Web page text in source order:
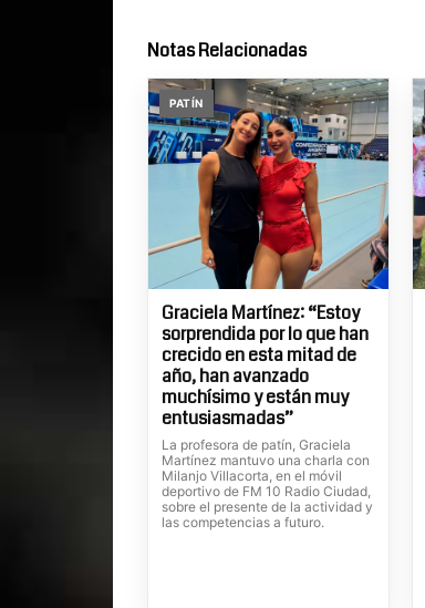
Notas Relacionadas
PATÍN
Graciela Martínez: “Estoy
sorprendida por lo que han
crecido en esta mitad de
año, han avanzado
muchísimo y están muy
entusiasmadas”
La profesora de patín, Graciela
Martínez mantuvo una charla con
Milanjo Villacorta, en el móvil
deportivo de FM 10 Radio Ciudad,
sobre el presente de la actividad y
las competencias a futuro.